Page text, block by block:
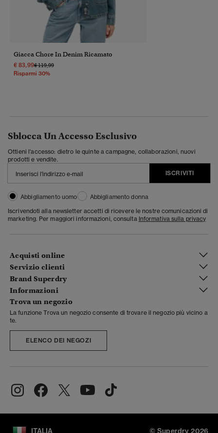
Giacca Chore In Denim Ricamato
€ 83,99Prezzo Ridotto Da
€ 119,99A
Risparmi 30%
Sblocca Un Accesso Esclusivo
Ottieni l'accesso: dietro le quinte a campagne, collaborazioni, nuovi
prodotti e vendite.
ISCRIVITI
Abbigliamento uomo
Abbigliamento donna
Iscrivendoti alla newsletter accetti di ricevere le nostre comunicazioni di
marketing. Per maggiori informazioni, consulta Informativa sulla privacy
Acquisti online
Servizio clienti
Brand Superdry
Informazioni
Trova un negozio
La funzione Trova un negozio consente di trovare il negozio più vicino a
te.
ELENCO DEI NEGOZI
ITALIA © Superdry 2026